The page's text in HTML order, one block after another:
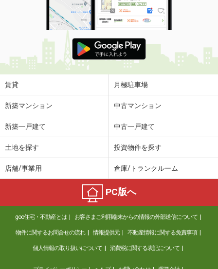
賃貸 月極駐車場
新築マンション 中古マンション
新築一戸建て 中古一戸建て
土地を探す 投資物件を探す
店舗/事業用 倉庫/トランクルーム
PC版へ
goo住宅・不動産とは お客さまご利用端末からの情報の外部送信について
物件に関するお問合せの流れ 情報提供元 不動産情報に関する免責事項
個人情報の取り扱いについて 消費税に関する表記について